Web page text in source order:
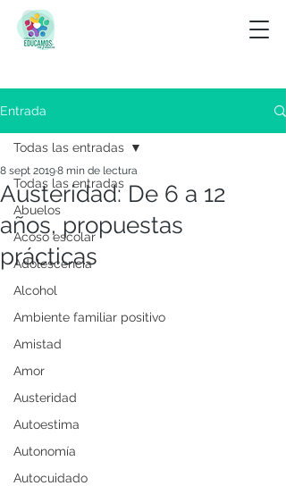
Entrada
Todas las entradas
Abuelos
Acoso escolar
Adolescencia
Alcohol
Ambiente familiar positivo
Amistad
Amor
Austeridad
Autoestima
Autonomía
Autocuidado
Todas las entradas
Austeridad: De 6 a 12
años, propuestas
prácticas
8 sept 20198 min de lectura